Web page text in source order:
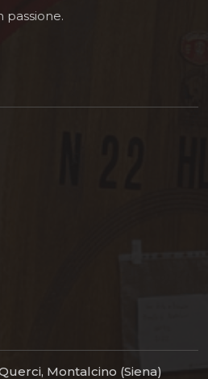
passione.
Montalcino (Siena)